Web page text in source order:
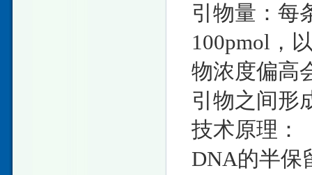
引物量：每
100pmol，
物浓度偏高
引物之间形
技术原理：
DNA的半保